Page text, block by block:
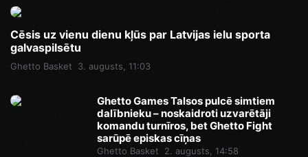
Cēsis uz vienu dienu kļūs par Latvijas ielu sporta
galvaspilsētu
Ghetto Basket 3. augusts, 11:03
Ghetto Games Talsos pulcē simtiem
dalībnieku – noskaidroti uzvarētāji
komandu turnīros, bet Ghetto Fight
sarūpē episkas cīņas
Ghetto Basket 2. augusts, 14:58